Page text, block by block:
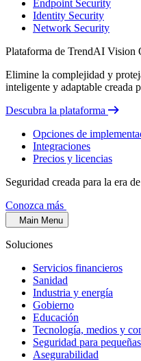
Endpoint Security
Identity Security
Network Security
Plataforma de TrendAI
Elimine la complejidad y
inteligente y adaptable creada
Descubra la plataforma
Opciones de
Integraciones
Precios y licencias
Seguridad creada para la era
Conozca más
Main Menu
Soluciones
Servicios financieros
Sanidad
Industria y energía
Gobierno
Educación
Tecnología, medios y
Seguridad para
Asegurabilidad